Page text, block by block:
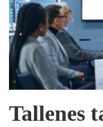
Tallenes